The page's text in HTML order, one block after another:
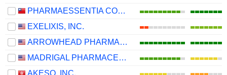
PHARMAESSENTIA CORPORATION
EXELIXIS, INC.
ARROWHEAD PHARMACEUTICALS, INC.
MADRIGAL PHARMACEUTICALS, INC.
AKESO, INC.